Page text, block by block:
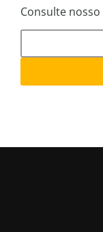
Consulte nosso